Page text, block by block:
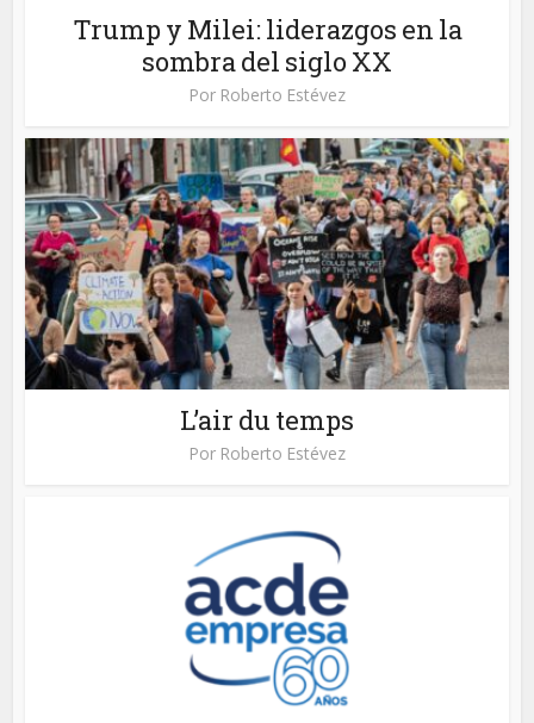
Trump y Milei: liderazgos en la
sombra del siglo XX
Por Roberto Estévez
L’air du temps
Por Roberto Estévez